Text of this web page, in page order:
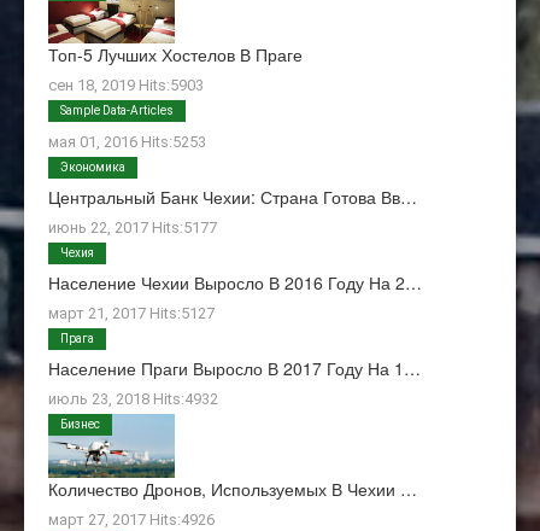
Топ-5 Лучших Хостелов В Праге
сен 18, 2019 Hits:5903
О Нас
мая 01, 2016 Hits:5253
Sample Data-Articles
Центральный Банк Чехии: Страна Готова Вв…
июнь 22, 2017 Hits:5177
Экономика
Население Чехии Выросло В 2016 Году На 2…
март 21, 2017 Hits:5127
Чехия
Население Праги Выросло В 2017 Году На 1…
июль 23, 2018 Hits:4932
Прага
Количество Дронов, Используемых В Чехии …
март 27, 2017 Hits:4926
Бизнес